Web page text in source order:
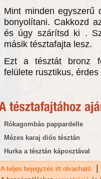
Mint minden egyszerű
bonyolítani. Cakkozd
és úgy szárítsd ki .
másik tésztafajta lesz.
Ezt a tésztát bronz
felülete rusztikus,
Rókagombás pappardelle
Mézes karaj diós tésztán
Hurka a tésztán káposztával
A teljes bejegyzés itt olvasható |